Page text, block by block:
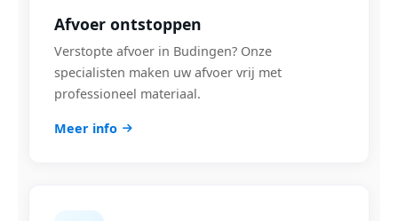
Afvoer ontstoppen
Verstopte afvoer in Budingen? Onze
specialisten maken uw afvoer vrij met
professioneel materiaal.
Meer info